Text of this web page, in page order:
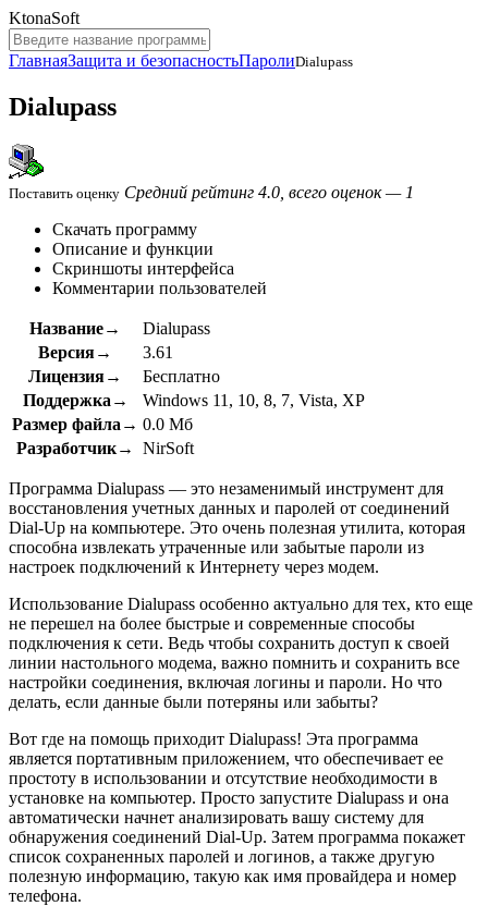
KtonaSoft
ГлавнаяЗащита и безопасностьПаролиDialupass
Dialupass
Поставить оценку Средний рейтинг 4.0, всего оценок — 1
Скачать программу
Описание и функции
Скриншоты интерфейса
Комментарии пользователей
Название→
Dialupass
Версия→
3.61
Лицензия→
Бесплатно
Поддержка→
Windows 11, 10, 8, 7, Vista, XP
Размер файла→ 0.0 Мб
Разработчик→
NirSoft
Программа Dialupass — это незаменимый инструмент для
восстановления учетных данных и паролей от соединений
Dial-Up на компьютере. Это очень полезная утилита, которая
способна извлекать утраченные или забытые пароли из
настроек подключений к Интернету через модем.
Использование Dialupass особенно актуально для тех, кто еще
не перешел на более быстрые и современные способы
подключения к сети. Ведь чтобы сохранить доступ к своей
линии настольного модема, важно помнить и сохранить все
настройки соединения, включая логины и пароли. Но что
делать, если данные были потеряны или забыты?
Вот где на помощь приходит Dialupass! Эта программа
является портативным приложением, что обеспечивает ее
простоту в использовании и отсутствие необходимости в
установке на компьютер. Просто запустите Dialupass и она
автоматически начнет анализировать вашу систему для
обнаружения соединений Dial-Up. Затем программа покажет
список сохраненных паролей и логинов, а также другую
полезную информацию, такую как имя провайдера и номер
телефона.